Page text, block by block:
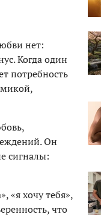
нет:
Когда один
потребность
Он
сигналы:
«я хочу тебя»,
что